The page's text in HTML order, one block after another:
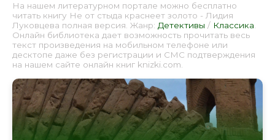
На нашем литературном портале можно бесплатно
читать книгу Не от стыда краснеет золото - Лидия
Луковцева полная версия. Жанр: Детективы / Классика
Онлайн библиотека дает возможность прочитать весь
текст произведения на мобильном телефоне или
десктопе даже без регистрации и СМС подтверждения
на нашем сайте онлайн книг knizki.com.